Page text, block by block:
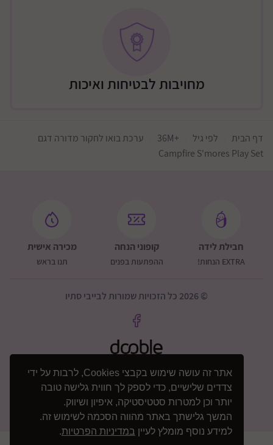
אתר זה עושה שימוש בקבצי Cookies, לרבות על ידי
צדדים שלישיים, כדי לספק לך חווית גלישה טובה
יותר וכן למטרות סטטיסטיקה, איפיון ושיווק.
המשך גלישתך באתר מהווה הסכמה לשימוש זה.
למידע נוסף מומלץ לעיין במדיניות הפרטיות.
מחויבות לבטיחות ואיכות
דף הבית לפי גיל +36M
ערכת בואו לחקור מדורה דגם
Campfire S'mores Play Set
חבילת לידה
EXTRA הנחות!
קופוני הנחה
ההפתעות בפנים
מכירה אישית
תנו בראש
© 2026 כל הזכויות שמורות לבייבי סתיו